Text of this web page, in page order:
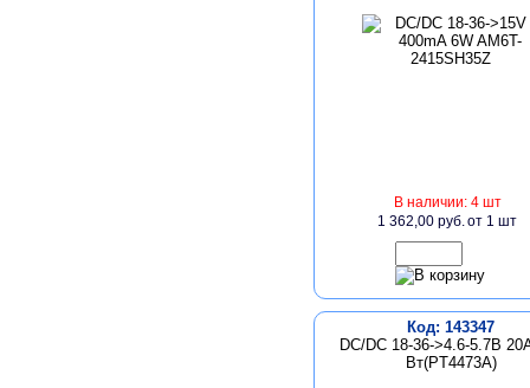
В наличии: 4 шт
1 362,00 руб.от 1 шт
Код: 143347
DC/DC 18-36->4.6-5.7B
Bт(PT4473A)